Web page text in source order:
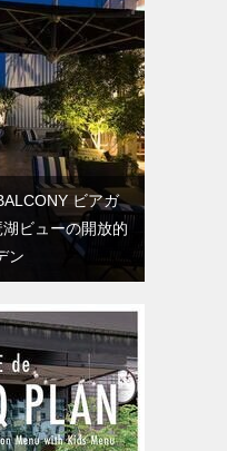
ビアガ
ビューの開放的
ン